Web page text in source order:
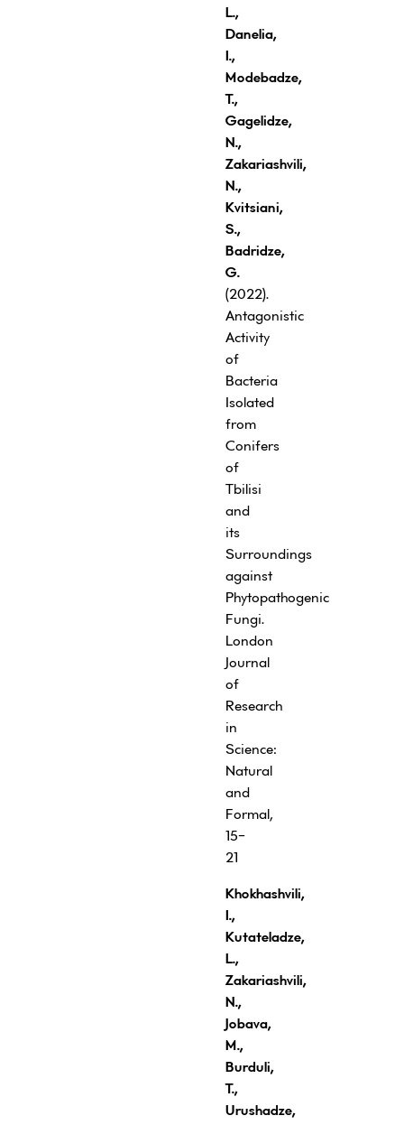
L.,
Danelia,
I.,
Modebadze,
T.,
Gagelidze,
N.,
Zakariashvili,
N.,
Kvitsiani,
S.,
Badridze,
G.
(2022).
Antagonistic
Activity
of
Bacteria
Isolated
from
Conifers
of
Tbilisi
and
its
Surroundings
against
Phytopathogenic
Fungi.
London
Journal
of
Research
in
Science:
Natural
and
Formal,
15-
21
Khokhashvili,
I.,
Kutateladze,
L.,
Zakariashvili,
N.,
Jobava,
M.,
Burduli,
T.,
Urushadze,